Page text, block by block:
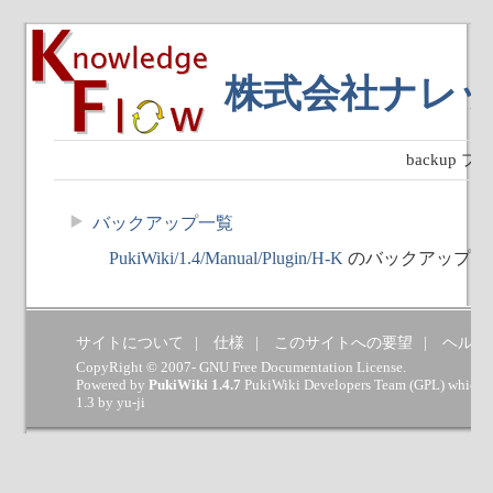
株式会社ナレ
backup プ
バックアップ一覧
PukiWiki/1.4/Manual/Plugin/H-K のバックアップ
サイトについて 仕様 このサイトへの要望 ヘルプ
CopyRight © 2007- GNU Free Documentation License.
Powered by PukiWiki 1.4.7 PukiWiki Developers Team (GPL) which
1.3 by yu-ji